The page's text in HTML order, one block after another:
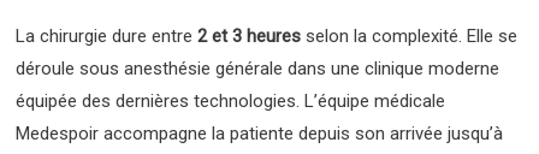
La chirurgie dure entre2 et 3 heures selon la complexité. Elle se
déroule sous anesthésie générale dans une clinique moderne
équipée des dernières technologies. L’équipe médicale
Medespoir accompagne la patiente depuis son arrivée jusqu’à